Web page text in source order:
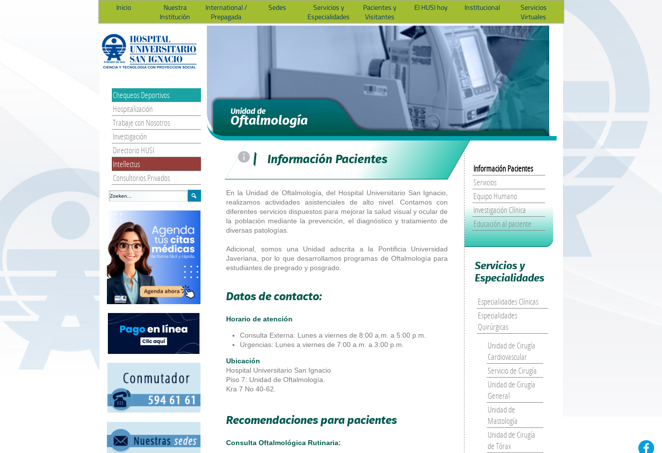
Inicio
Nuestra
Institución
International /
Prepagada
Sedes
Servicios y
Especialidades
Pacientes y
Visitantes
El HUSI hoy Institucional
Servicios
Virtuales
Chequeos Deportivos
Hospitalización
Trabaje con Nosotros
Investigación
Directorio HUSI
Intellectus
Consultorios Privados
Unidad de
Oftalmología
= | Información Pacientes
En la Unidad de Oftalmología, del Hospital Universitario San Ignacio,
realizamos actividades asistenciales de alto nivel. Contamos con
diferentes servicios dispuestos para mejorar la salud visual y ocular de
la población mediante la prevención, el diagnóstico y tratamiento de
diversas patologías.
Adicional, somos una Unidad adscrita a la Pontificia Universidad
Javeriana, por lo que desarrollamos programas de Oftalmología para
estudiantes de pregrado y posgrado.
Datos de contacto:
Horario de atención
Consulta Externa: Lunes a viernes de 8:00 a.m. a 5:00 p.m.
Urgencias: Lunes a viernes de 7:00 a.m. a 3:00 p.m.
Ubicación
Hospital Universitario San Ignacio
Piso 7: Unidad de Oftalmología.
Kra 7 No 40-62.
Recomendaciones para pacientes
Consulta Oftalmológica Rutinaria:
Información Pacientes
Servicios
Equipo Humano
Investigación Clínica
Educación al paciente
Servicios y
Especialidades
Especialidades Clínicas
Especialidades
Quirúrgicas
Unidad de Cirugía
Cardiovascular
Servicio de Cirugía
Unidad de Cirugía
General
Unidad de
Mastología
Unidad de Cirugía
de Tórax